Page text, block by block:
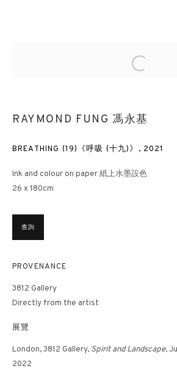
2022年6月30日 - 7月6日
藝博會, 倫敦
香港畫廊
週一至週五 11am – 7pm（公眾假期除外）
hongkong@3812cap.com
倫敦畫廊
週二至週日 11 - 7pm
+44 203 9821863
london@3812cap.com
Open a
RAYMOND FUNG 馮永基
BREATHING (19)《呼吸 (十九)》 , 2021
Ink and colour on paper 紙上水墨設色
26 x 180cm
查詢
PROVENANCE
3812 Gallery
Directly from the artist
展覽
London, 3812 Gallery, Spirit and Landscape,
2022